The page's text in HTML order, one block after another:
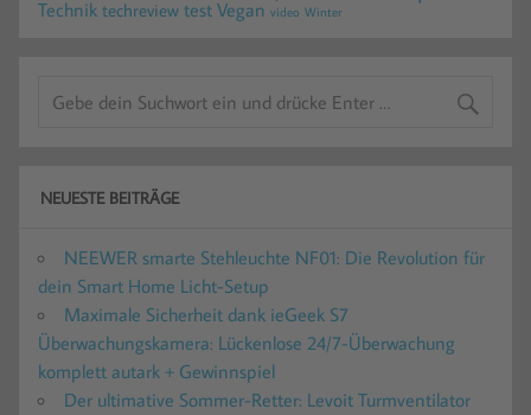
Technik techreview test Vegan video Winter
NEUESTE BEITRÄGE
NEEWER smarte Stehleuchte NF01: Die Revolution für
dein Smart Home Licht-Setup
Maximale Sicherheit dank ieGeek S7
Überwachungskamera: Lückenlose 24/7-Überwachung
komplett autark + Gewinnspiel
Der ultimative Sommer-Retter: Levoit Turmventilator